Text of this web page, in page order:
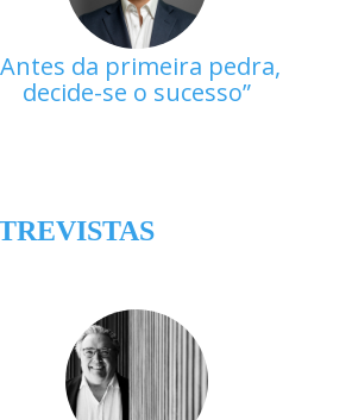
Antes da primeira pedra,
decide-se o sucesso